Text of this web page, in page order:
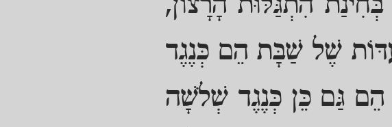
שֶׁל שַׁבָּת הֵם כְּנֶגֶד
גַּם כֵּן כְּנֶגֶד שְׁלֹשָׁה